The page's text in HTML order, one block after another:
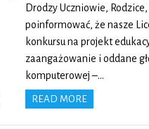
Drodzy Uczniowie,
poinformować, że nasze
konkursu na projekt
zaangażowanie i oddane
komputerowej –…
READ MORE